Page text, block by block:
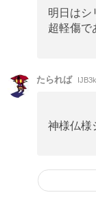
明日はシ
超軽傷で
たられば
神様仏様